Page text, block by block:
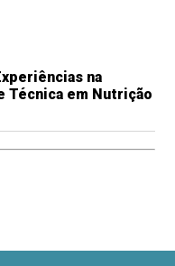
na
Técnica em Nutrição